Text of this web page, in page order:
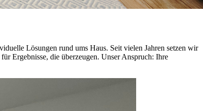
Lösungen rund ums Haus. Seit vielen Jahren setzen wir
Ergebnisse, die überzeugen. Unser Anspruch: Ihre